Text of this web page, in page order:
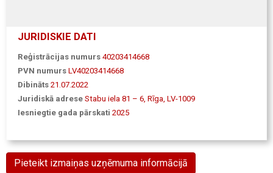
JURIDISKIE DATI
Reģistrācijas numurs 40203414668
PVN numurs LV40203414668
Dibināts 21.07.2022
Juridiskā adrese Stabu iela 81 – 6, Rīga, LV-1009
Iesniegtie gada pārskati 2025
Pieteikt izmaiņas uzņēmuma informācijā